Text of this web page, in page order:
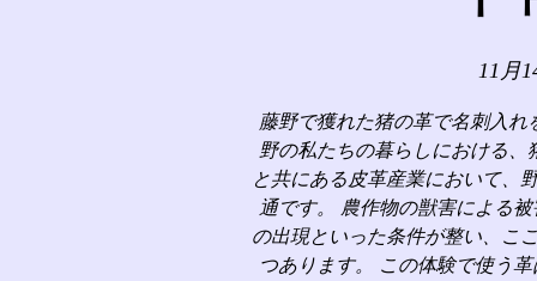
11月
藤野で獲れた猪の革で名刺入
野の私たちの暮らしにおける
と共にある皮革産業において、
通です。 農作物の獣害による
の出現といった条件が整い、こ
つあります。 この体験で使う